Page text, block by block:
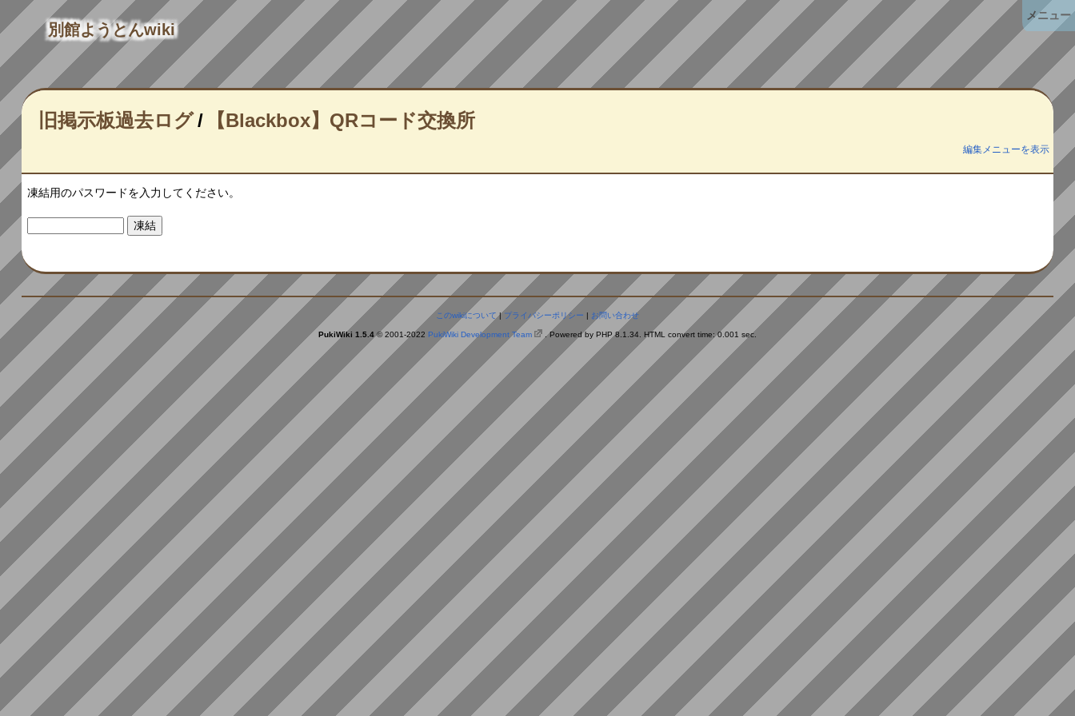
別館ようとんwiki
旧掲示板過去ログ/ 【Blackbox】QRコード交換所
編集メニューを表示
凍結用のパスワードを入力してください。
このwikiについて| プライバシーポリシー | お問い合わせ
PukiWiki 1.5.4© 2001-2022 PukiWiki Development Team . Powered by PHP 8.1.34. HTML convert time: 0.001 sec.
メニュー